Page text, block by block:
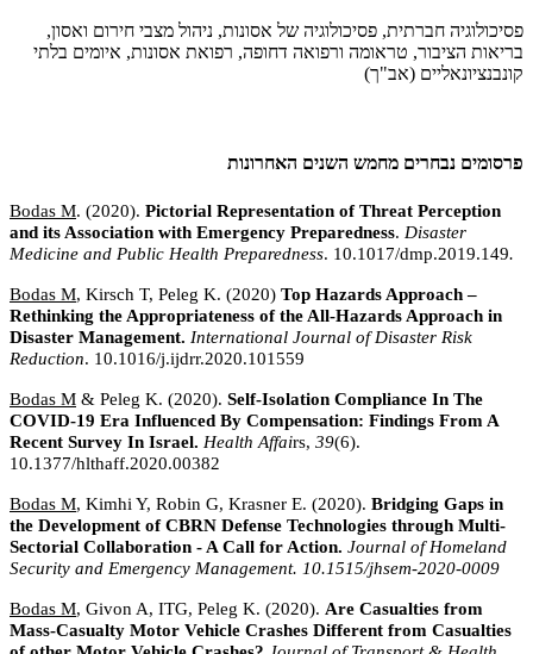
פסיכולוגיה חברתית, פסיכולוגיה של אסונות, ניהול מצבי חירום ואסון,
בריאות הציבור, טראומה ורפואה דחופה, רפואת אסונות, איומים בלתי
קונבנציונאליים (אב"ך)
פרסומים נבחרים מחמש השנים האחרונות
Bodas M. (2020). Pictorial Representation of Threat Perception
and its Association with Emergency Preparedness. Disaster
Medicine and Public Health Preparedness. 10.1017/dmp.2019.149.
Bodas M, Kirsch T, Peleg K. (2020) Top Hazards Approach –
Rethinking the Appropriateness of the All-Hazards Approach in
Disaster Management. International Journal of Disaster Risk
Reduction. 10.1016/j.ijdrr.2020.101559
Bodas M & Peleg K. (2020). Self-Isolation Compliance In The
COVID-19 Era Influenced By Compensation: Findings From A
Recent Survey In Israel. Health Affairs, 39(6).
10.1377/hlthaff.2020.00382
Bodas M, Kimhi Y, Robin G, Krasner E. (2020). Bridging Gaps in
the Development of CBRN Defense Technologies through Multi-
Sectorial Collaboration - A Call for Action. Journal of Homeland
Security and Emergency Management. 10.1515/jhsem-2020-0009
Bodas M, Givon A, ITG, Peleg K. (2020). Are Casualties from
Mass-Casualty Motor Vehicle Crashes Different from Casualties